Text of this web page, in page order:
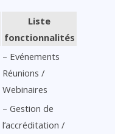
Liste
fonctionnalités
– Evénements
Réunions /
Webinaires
– Gestion de
l’accréditation /